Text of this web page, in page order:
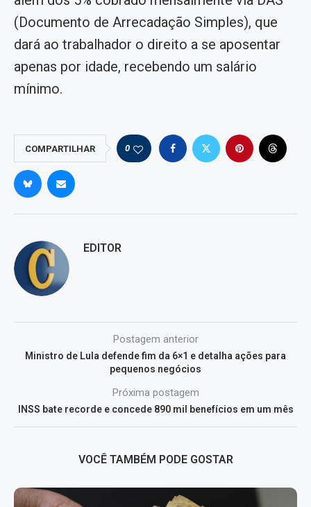
(Documento de Arrecadação Simples), que
dará ao trabalhador o direito a se aposentar
apenas por idade, recebendo um salário
mínimo.
COMPARTILHAR 0
EDITOR
Postagem anterior
Ministro de Lula defende fim da 6×1 e detalha ações para
pequenos negócios
Próxima postagem
INSS bate recorde e concede 890 mil benefícios em um mês
VOCÊ TAMBÉM PODE GOSTAR